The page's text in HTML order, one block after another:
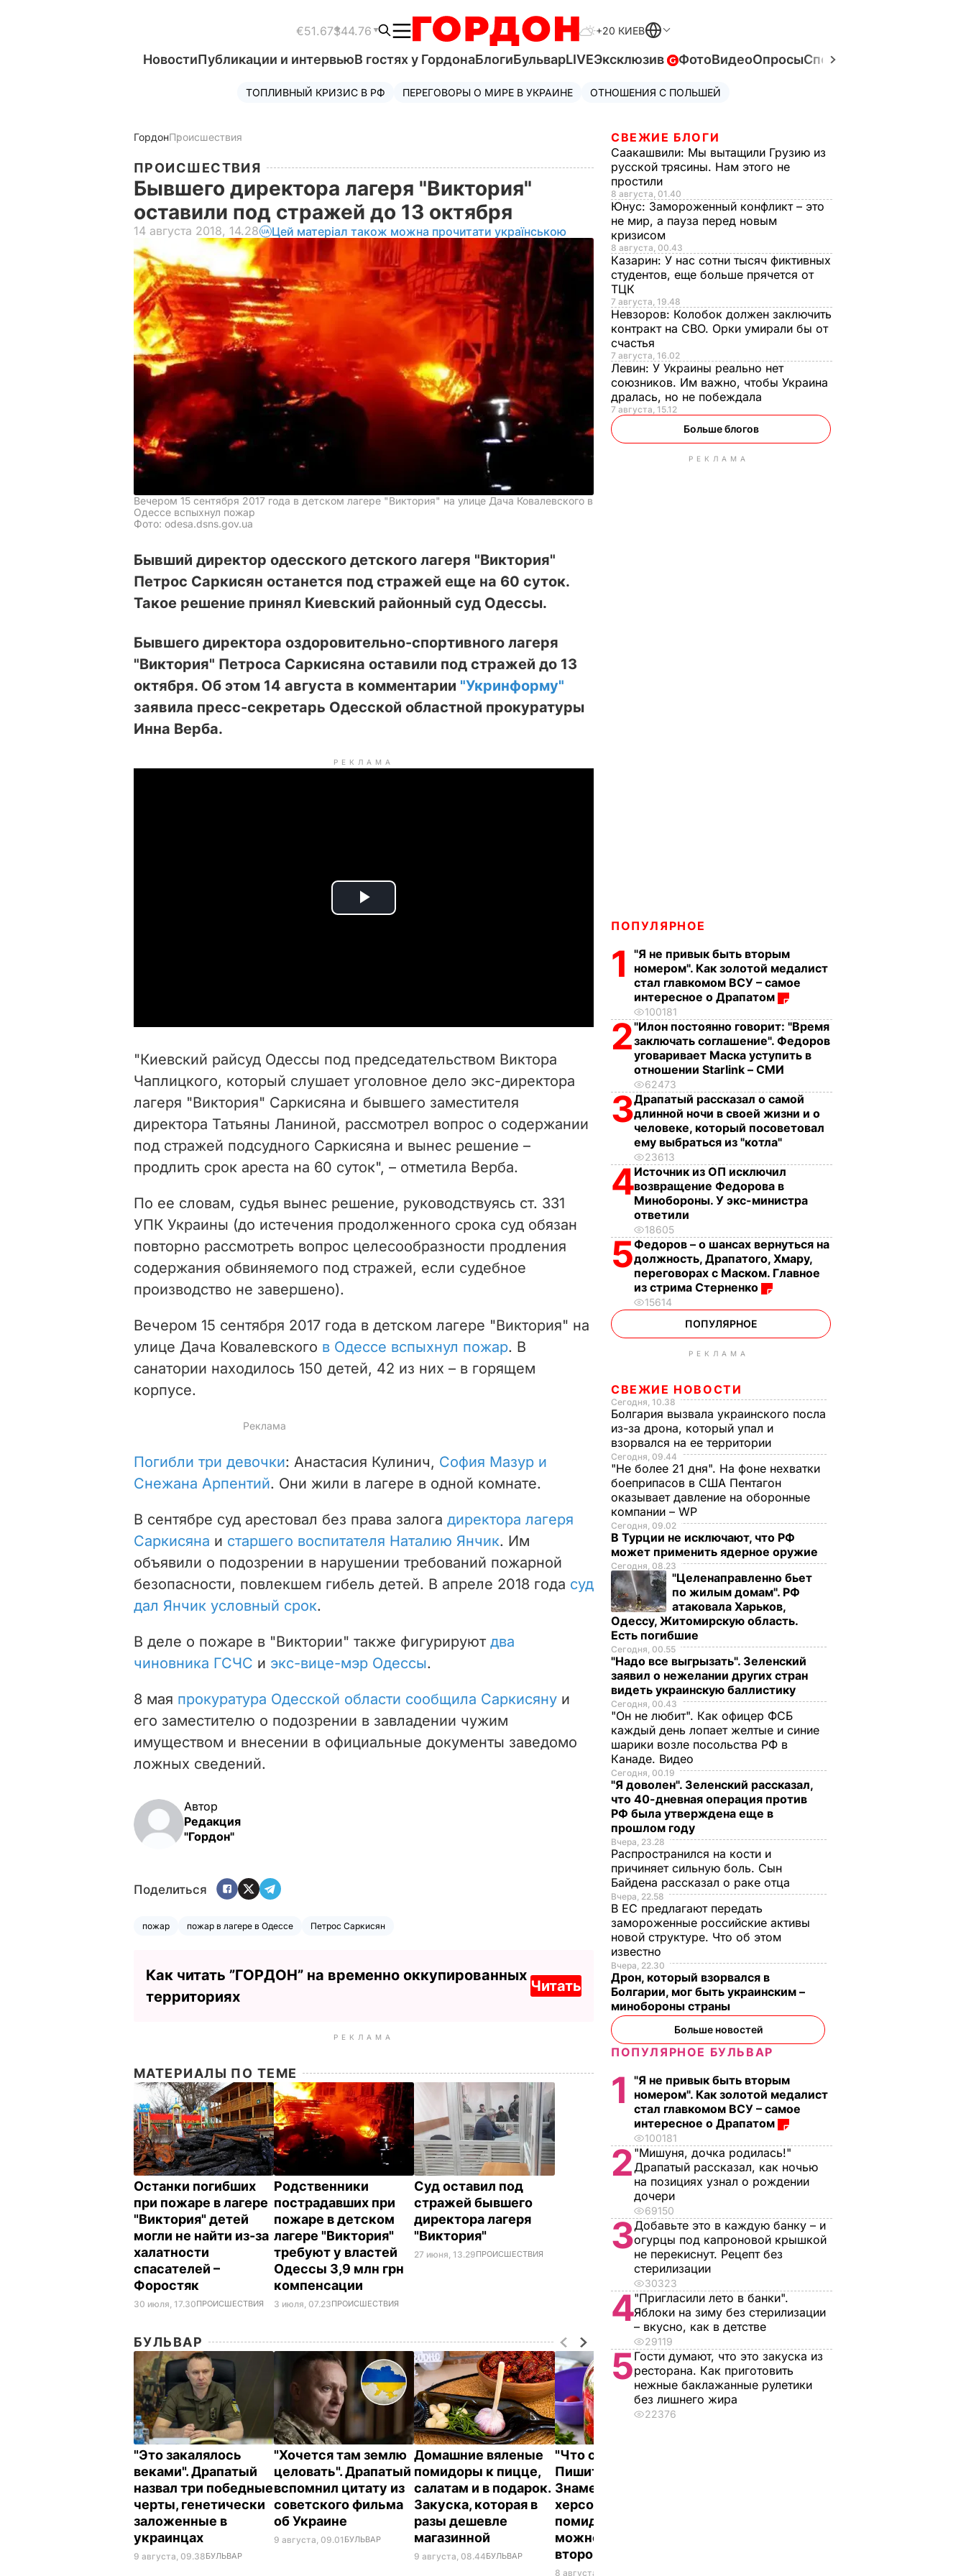
€51.67$44.76 +20 КИЕВ
НовостиПубликации и интервьюВ гостях у ГордонаБлогиБульварLIVEЭксклюзив ФотоВидеоОпросыСпецпроекты
ТОПЛИВНЫЙ КРИЗИС В РФ ПЕРЕГОВОРЫ О МИРЕ В УКРАИНЕ ОТНОШЕНИЯ С ПОЛЬШЕЙ
ГордонПроисшествия
ПРОИСШЕСТВИЯ
Бывшего директора лагеря "Виктория"
оставили под стражей до 13 октября
14 августа 2018, 14.28 Цей матеріал також можна прочитати українською
Вечером 15 сентября 2017 года в детском лагере "Виктория" на улице Дача Ковалевского в
Одессе вспыхнул пожар
Фото: odesa.dsns.gov.ua
Бывший директор одесского детского лагеря "Виктория"
Петрос Саркисян останется под стражей еще на 60 суток.
Такое решение принял Киевский районный суд Одессы.
Бывшего директора оздоровительно-спортивного лагеря
"Виктория" Петроса Саркисяна оставили под стражей до 13
октября. Об этом 14 августа в комментарии "Укринформу"
заявила пресс-секретарь Одесской областной прокуратуры
Инна Верба.
РЕКЛАМА
P
i
d
e
o
"Киевский райсуд Одессы под председательством Виктора
Чаплицкого, который слушает уголовное дело экс-директора
лагеря "Виктория" Саркисяна и бывшего заместителя
директора Татьяны Ланиной, рассмотрел вопрос о содержании
под стражей подсудного Саркисяна и вынес решение –
продлить срок ареста на 60 суток", – отметила Верба.
По ее словам, судья вынес решение, руководствуясь ст. 331
УПК Украины (до истечения продолженного срока суд обязан
повторно рассмотреть вопрос целесообразности продления
содержания обвиняемого под стражей, если судебное
производство не завершено).
Вечером 15 сентября 2017 года в детском лагере "Виктория" на
улице Дача Ковалевского в Одессе вспыхнул пожар. В
санатории находилось 150 детей, 42 из них – в горящем
корпусе.
Погибли три девочки: Анастасия Кулинич, София Мазур и
Снежана Арпентий. Они жили в лагере в одной комнате.
В сентябре суд арестовал без права залога директора лагеря
Саркисяна и старшего воспитателя Наталию Янчик. Им
объявили о подозрении в нарушении требований пожарной
безопасности, повлекшем гибель детей. В апреле 2018 года суд
дал Янчик условный срок.
В деле о пожаре в "Виктории" также фигурируют два
чиновника ГСЧС и экс-вице-мэр Одессы.
8 мая прокуратура Одесской области сообщила Саркисяну и
его заместителю о подозрении в завладении чужим
имуществом и внесении в официальные документы заведомо
ложных сведений.
Автор
Редакция
"Гордон"
Поделиться
пожар пожар в лагере в Одессе Петрос Саркисян
Как читать ”ГОРДОН” на временно оккупированных
территориях
Читать
РЕКЛАМА
МАТЕРИАЛЫ ПО ТЕМЕ
Останки погибших
при пожаре в лагере
"Виктория" детей
могли не найти из-за
халатности
спасателей –
Форостяк
30 июля, 17.30ПРОИСШЕСТВИЯ
Родственники
пострадавших при
пожаре в детском
лагере "Виктория"
требуют у властей
Одессы 3,9 млн грн
компенсации
3 июля, 07.23ПРОИСШЕСТВИЯ
Суд оставил под
стражей бывшего
директора лагеря
"Виктория"
27 июня, 13.29ПРОИСШЕСТВИЯ
БУЛЬВАР
"Это закалялось
веками". Драпатый
назвал три победные
черты, генетически
заложенные в
украинцах
9 августа, 09.38БУЛЬВАР
"Хочется там землю
целовать". Драпатый
вспомнил цитату из
советского фильма
об Украине
9 августа, 09.01 БУЛЬВАР
Домашние вяленые
помидоры к пицце,
салатам и в подарок.
Закуска, которая в
разы дешевле
магазинной
9 августа, 08.44БУЛЬВАР
"Что смотрите?
Пишите рецепт!"
Знаменитые
херсонские
помидоры, которые
можно есть уже на
второй день
8 августа, 23.56
СВЕЖИЕ БЛОГИ
Саакашвили: Мы вытащили Грузию из
русской трясины. Нам этого не
простили
8 августа, 01.40
Юнус: Замороженный конфликт – это
не мир, а пауза перед новым
кризисом
8 августа, 00.43
Казарин: У нас сотни тысяч фиктивных
студентов, еще больше прячется от
ТЦК
7 августа, 19.48
Невзоров: Колобок должен заключить
контракт на СВО. Орки умирали бы от
счастья
7 августа, 16.02
Левин: У Украины реально нет
союзников. Им важно, чтобы Украина
дралась, но не побеждала
7 августа, 15.12
Больше блогов
РЕКЛАМА
ПОПУЛЯРНОЕ
1
"Я не привык быть вторым
номером". Как золотой медалист
стал главкомом ВСУ – самое
интересное о Драпатом
100181
2"Илон постоянно говорит: "Время
заключать соглашение". Федоров
уговаривает Маска уступить в
отношении Starlink – СМИ
62473
3Драпатый рассказал о самой
длинной ночи в своей жизни и о
человеке, который посоветовал
ему выбраться из "котла"
23613
4Источник из ОП исключил
возвращение Федорова в
Минобороны. У экс-министра
ответили
18605
5Федоров – о шансах вернуться на
должность, Драпатого, Хмару,
переговорах с Маском. Главное
из стрима Стерненко
15614
ПОПУЛЯРНОЕ
РЕКЛАМА
СВЕЖИЕ НОВОСТИ
Сегодня, 10.38
Болгария вызвала украинского посла
из-за дрона, который упал и
взорвался на ее территории
Сегодня, 09.44
"Не более 21 дня". На фоне нехватки
боеприпасов в США Пентагон
оказывает давление на оборонные
компании – WP
Сегодня, 09.02
В Турции не исключают, что РФ
может применить ядерное оружие
Сегодня, 08.23
"Целенаправленно бьет
по жилым домам". РФ
атаковала Харьков,
Одессу, Житомирскую область.
Есть погибшие
Сегодня, 00.55
"Надо все выгрызать". Зеленский
заявил о нежелании других стран
видеть украинскую баллистику
Сегодня, 00.43
"Он не любит". Как офицер ФСБ
каждый день лопает желтые и синие
шарики возле посольства РФ в
Канаде. Видео
Сегодня, 00.19
"Я доволен". Зеленский рассказал,
что 40-дневная операция против
РФ была утверждена еще в
прошлом году
Вчера, 23.28
Распространился на кости и
причиняет сильную боль. Сын
Байдена рассказал о раке отца
Вчера, 22.58
В ЕС предлагают передать
замороженные российские активы
новой структуре. Что об этом
известно
Вчера, 22.30
Дрон, который взорвался в
Болгарии, мог быть украинским –
минобороны страны
Больше новостей
ПОПУЛЯРНОЕ БУЛЬВАР
1
"Я не привык быть вторым
номером". Как золотой медалист
стал главкомом ВСУ – самое
интересное о Драпатом
100181
2 "Мишуня, дочка родилась!"
Драпатый рассказал, как ночью
на позициях узнал о рождении
дочери
69150
3Добавьте это в каждую банку – и
огурцы под капроновой крышкой
не перекиснут. Рецепт без
стерилизации
30323
4"Пригласили лето в банки".
Яблоки на зиму без стерилизации
– вкусно, как в детстве
29119
5Гости думают, что это закуска из
ресторана. Как приготовить
нежные баклажанные рулетики
без лишнего жира
22376